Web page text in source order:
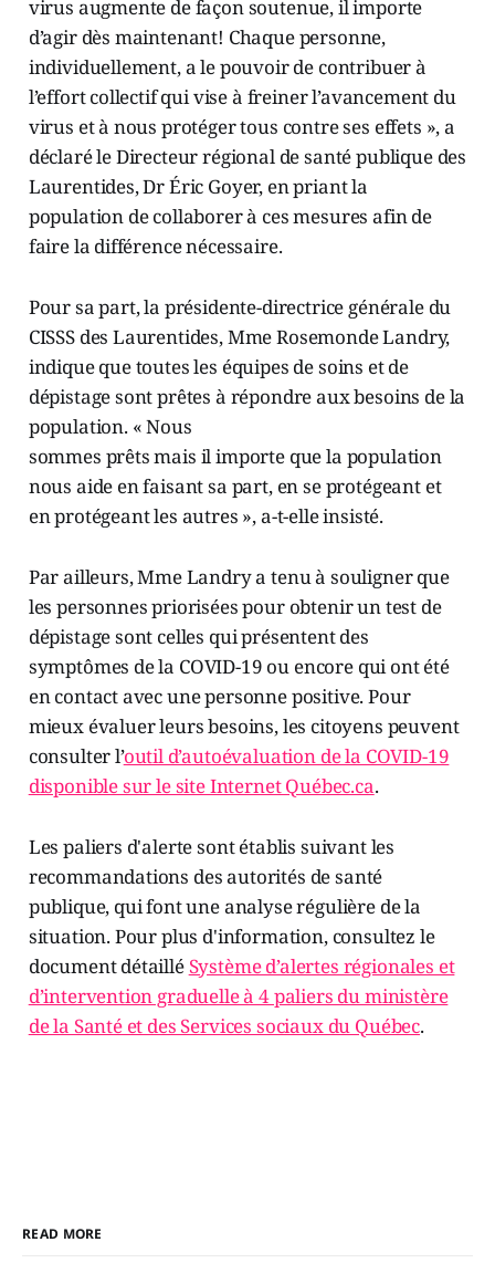
virus augmente de façon soutenue, il importe
d’agir dès maintenant! Chaque personne,
individuellement, a le pouvoir de contribuer à
l’effort collectif qui vise à freiner l’avancement du
virus et à nous protéger tous contre ses effets », a
déclaré le Directeur régional de santé publique des
Laurentides, Dr Éric Goyer, en priant la
population de collaborer à ces mesures afin de
faire la différence nécessaire.
Pour sa part, la présidente-directrice générale du
CISSS des Laurentides, Mme Rosemonde Landry,
indique que toutes les équipes de soins et de
dépistage sont prêtes à répondre aux besoins de la
population. « Nous
sommes prêts mais il importe que la population
nous aide en faisant sa part, en se protégeant et
en protégeant les autres », a-t-elle insisté.
Par ailleurs, Mme Landry a tenu à souligner que
les personnes priorisées pour obtenir un test de
dépistage sont celles qui présentent des
symptômes de la COVID-19 ou encore qui ont été
en contact avec une personne positive. Pour
mieux évaluer leurs besoins, les citoyens peuvent
consulter l’outil d’autoévaluation de la COVID-19
disponible sur le site Internet Québec.ca.
Les paliers d'alerte sont établis suivant les
recommandations des autorités de santé
publique, qui font une analyse régulière de la
situation. Pour plus d'information, consultez le
document détailléSystème d’alertes régionales et
d’intervention graduelle à 4 paliers du ministère
de la Santé et des Services sociaux du Québec.
READ MORE